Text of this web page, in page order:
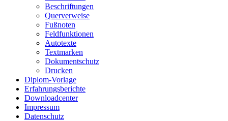
Beschriftungen
Querverweise
Fußnoten
Feldfunktionen
Autotexte
Textmarken
Dokumentschutz
Drucken
Diplom-Vorlage
Erfahrungsberichte
Downloadcenter
Impressum
Datenschutz